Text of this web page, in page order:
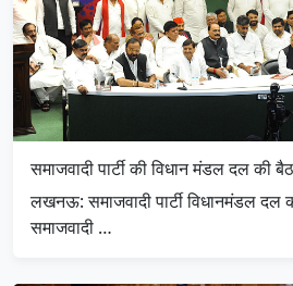
समाजवादी पार्टी की विधान मंडल दल की
लखनऊ: समाजवादी पार्टी विधानमंडल दल
समाजवादी …